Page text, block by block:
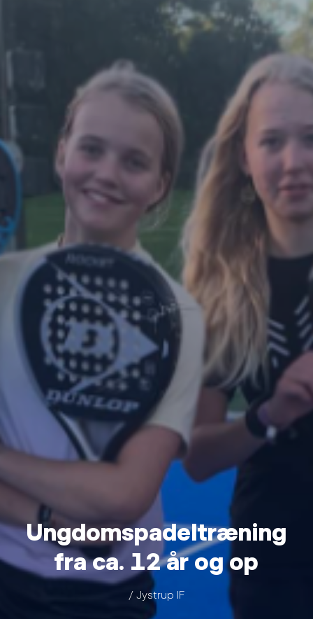
Ungdomspadeltræning
fra ca. 12 år og op
/ Jystrup IF